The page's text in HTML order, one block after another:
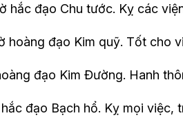
hắc đạo Chu tước. Kỵ các
hoàng đạo Kim quỹ. Tốt cho
đạo Kim Đường. Hanh
đạo Bạch hổ. Kỵ mọi việc,